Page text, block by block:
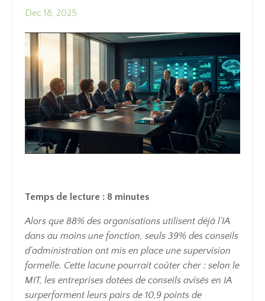
Dec 18, 2025
Temps de lecture : 8 minutes
Alors que 88% des organisations utilisent déjà l'IA
dans au moins une fonction, seuls 39% des conseils
d'administration ont mis en place une supervision
formelle. Cette lacune pourrait coûter cher : selon le
MIT, les entreprises dotées de conseils avisés en IA
surperforment leurs pairs de 10,9 points de